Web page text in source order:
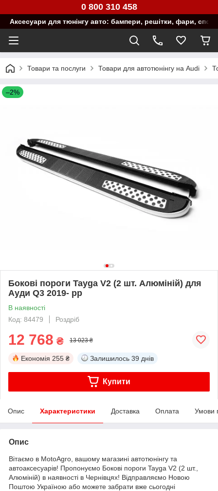
0 800 310 458
Аксесуари для тюнінгу авто: бампери, решітки, фари,
Товари та послуги Товари для автотюнінгу на Audi
–2%
Бокові пороги Tayga V2 (2 шт. Алюміній) для
Ауди Q3 2019- рр
В наявності
Код: 84479
Роздріб
12 768 ₴ 13 023 ₴
Економія 255 ₴ Залишилось 39 днів
Купити
Опис Характеристики Доставка Оплата Умови
Опис
Вітаємо в MotoAgro, вашому магазині автотюнінгу та
автоаксесуарів! Пропонуємо Бокові пороги Tayga V2 (2 шт.,
Алюміній) в наявності в Чернівцях! Відправляємо Новою
Поштою Україною або можете забрати вже сьогодні